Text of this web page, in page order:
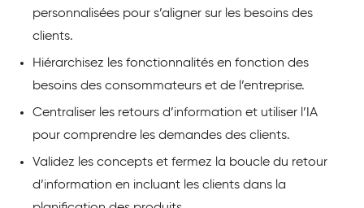
personnalisées pour s’aligner sur les besoins des
clients.
Hiérarchisez les fonctionnalités en fonction des
besoins des consommateurs et de l’entreprise.
Centraliser les retours d’information et utiliser l’IA
pour comprendre les demandes des clients.
Validez les concepts et fermez la boucle du retour
d’information en incluant les clients dans la